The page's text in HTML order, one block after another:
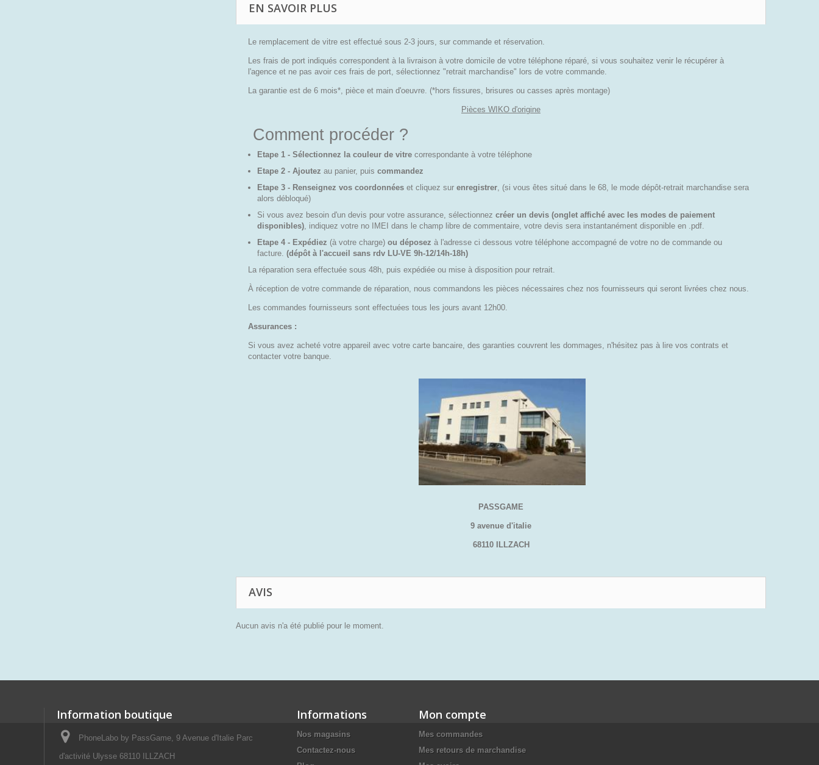
EN SAVOIR PLUS
Le remplacement de vitre est effectué sous 2-3 jours, sur commande et réservation.
Les frais de port indiqués correspondent à la livraison à votre domicile de votre téléphone réparé, si vous souhaitez venir le récupérer à
l'agence et ne pas avoir ces frais de port, sélectionnez "retrait marchandise" lors de votre commande.
La garantie est de 6 mois*, pièce et main d'oeuvre. (*hors fissures, brisures ou casses après montage)
Pièces WIKO d'origine
Comment procéder ?
Etape 1 - Sélectionnez la couleur de vitre correspondante à votre téléphone
Etape 2 - Ajoutez au panier, puis commandez
Etape 3 - Renseignez vos coordonnées et cliquez sur enregistrer, (si vous êtes situé dans le 68, le mode dépôt-retrait marchandise sera
alors débloqué)
Si vous avez besoin d'un devis pour votre assurance, sélectionnez créer un devis (onglet affiché avec les modes de paiement
disponibles), indiquez votre no IMEI dans le champ libre de commentaire, votre devis sera instantanément disponible en .pdf.
Etape 4 - Expédiez (à votre charge) ou déposez à l'adresse ci dessous votre téléphone accompagné de votre no de commande ou
facture. (dépôt à l'accueil sans rdv LU-VE 9h-12/14h-18h)
La réparation sera effectuée sous 48h, puis expédiée ou mise à disposition pour retrait.
À réception de votre commande de réparation, nous commandons les pièces nécessaires chez nos fournisseurs qui seront livrées chez nous.
Les commandes fournisseurs sont effectuées tous les jours avant 12h00.
Assurances :
Si vous avez acheté votre appareil avec votre carte bancaire, des garanties couvrent les dommages, n'hésitez pas à lire vos contrats et
contacter votre banque.
PASSGAME
9 avenue d'italie
68110 ILLZACH
AVIS
Aucun avis n'a été publié pour le moment.
Information boutique
PhoneLabo by PassGame, 9 Avenue d'Italie Parc
d'activité Ulysse 68110 ILLZACH
Informations
Nos magasins
Contactez-nous
Mon compte
Mes commandes
Mes retours de marchandise